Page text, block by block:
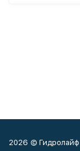
2026 ©